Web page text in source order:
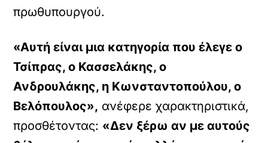
πρωθυπουργού.
«Αυτή είναι μια κατηγορία που έλεγε ο
Τσίπρας, ο Κασσελάκης, ο
Ανδρουλάκης, η Κωνσταντοπούλου, ο
Βελόπουλος», ανέφερε χαρακτηριστικά,
προσθέτοντας: «Δεν ξέρω αν με αυτούς